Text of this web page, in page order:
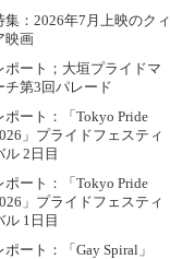
集：2026年7月上映のクィ
映画
ポート；大垣プライドマ
チ第3回パレード
ポート：「Tokyo Pride
」プライドフェスティ
ル 2日目
ポート：「Tokyo Pride
」プライドフェスティ
ル 1日目
ポート：「Gay Spiral」